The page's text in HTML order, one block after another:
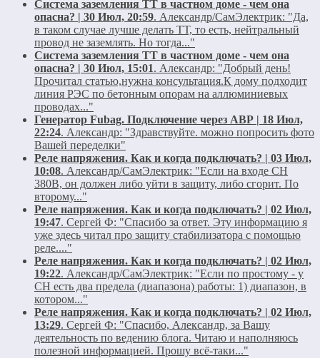
Система заземления ТТ в частном доме - чем она
опасна? | 30 Июл, 20:59. Александр/СамЭлектрик: "Да,
в таком случае лучше делать ТТ, то есть, нейтральный
провод не заземлять. Но тогда..."
Система заземления ТТ в частном доме - чем она
опасна? | 30 Июл, 15:01. Александр: "Добрый день!
Прочитал статью,нужна консультация.К дому подходит
линия РЭС по бетонным опорам на аллюминиевых
проводах..."
Генератор Fubag. Подключение через АВР | 18 Июл,
22:24. Александр: "Здравствуйте. можно попросить фото
Вашей переделки"
Реле напряжения. Как и когда подключать? | 03 Июл,
10:08. Александр/СамЭлектрик: "Если на входе СН
380В, он должен либо уйти в защиту, либо сгорит. По
второму..."
Реле напряжения. Как и когда подключать? | 02 Июл,
19:47. Сергей Ф: "Спасибо за ответ. Эту информацию я
уже здесь читал про защиту стабилизатора с помощью
реле...."
Реле напряжения. Как и когда подключать? | 02 Июл,
19:22. Александр/СамЭлектрик: "Если по простому - у
СН есть два предела (диапазона) работы: 1) диапазон, в
котором..."
Реле напряжения. Как и когда подключать? | 02 Июл,
13:29. Сергей Ф: "Спасибо, Александр, за Вашу
деятельность по ведению блога. Читаю и наполняюсь
полезной информацией. Прошу всё-таки..."